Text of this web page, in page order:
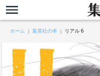
ホーム 集英社の本 リアル 6